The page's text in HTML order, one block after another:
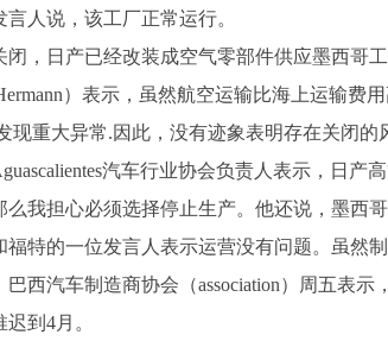
言人说，该工厂正常运行。
闭，日产已经改装成空气零部件供应墨西哥
）表示，虽然航空运输比海上运输
现重大异常.因此，没有迹象表明存在关闭的
汽车行业协会负责人表示，日
么我担心必须选择停止生产。他还说，墨西
福特的一位发言人表示运营没有问题。虽然
巴西汽车制造商协会（association）周五表
到4月。